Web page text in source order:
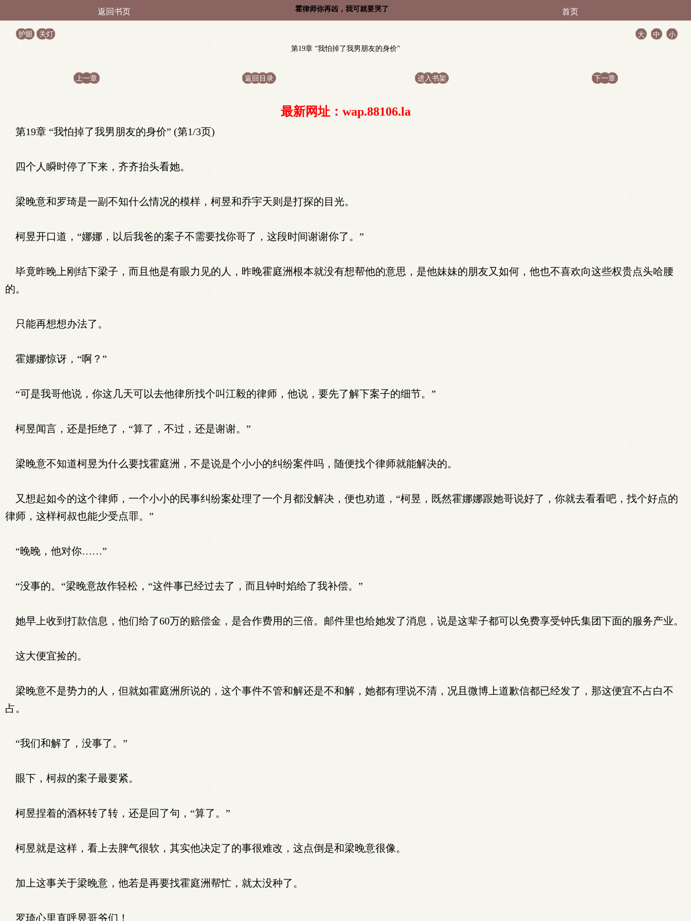
返回书页 霍律师你再凶，我可就要哭了 首页
护眼 关灯 大 中
小
第19章 “我怕掉了我男朋友的身价”
上一章 返回目录 进入书架 下一章
最新网址：wap.88106.la
第19章 “我怕掉了我男朋友的身价” (第1/3页)
四个人瞬时停了下来，齐齐抬头看她。
梁晚意和罗琦是一副不知什么情况的模样，柯昱和乔宇天则是打探的目光。
柯昱开口道，“娜娜，以后我爸的案子不需要找你哥了，这段时间谢谢你了。”
毕竟昨晚上刚结下梁子，而且他是有眼力见的人，昨晚霍庭洲根本就没有想帮他的意思，是他妹妹的朋友又如何，他也不喜欢向这些权贵点头哈腰
的。
只能再想想办法了。
霍娜娜惊讶，“啊？”
“可是我哥他说，你这几天可以去他律所找个叫江毅的律师，他说，要先了解下案子的细节。”
柯昱闻言，还是拒绝了，“算了，不过，还是谢谢。”
梁晚意不知道柯昱为什么要找霍庭洲，不是说是个小小的纠纷案件吗，随便找个律师就能解决的。
又想起如今的这个律师，一个小小的民事纠纷案处理了一个月都没解决，便也劝道，“柯昱，既然霍娜娜跟她哥说好了，你就去看看吧，找个好点的
律师，这样柯叔也能少受点罪。”
“晚晚，他对你……”
“没事的。“梁晚意故作轻松，“这件事已经过去了，而且钟时焰给了我补偿。”
她早上收到打款信息，他们给了60万的赔偿金，是合作费用的三倍。邮件里也给她发了消息，说是这辈子都可以免费享受钟氏集团下面的服务产业。
这大便宜捡的。
梁晚意不是势力的人，但就如霍庭洲所说的，这个事件不管和解还是不和解，她都有理说不清，况且微博上道歉信都已经发了，那这便宜不占白不
占。
“我们和解了，没事了。”
眼下，柯叔的案子最要紧。
柯昱捏着的酒杯转了转，还是回了句，“算了。”
柯昱就是这样，看上去脾气很软，其实他决定了的事很难改，这点倒是和梁晚意很像。
加上这事关于梁晚意，他若是再要找霍庭洲帮忙，就太没种了。
罗琦心里直呼昱哥爷们！